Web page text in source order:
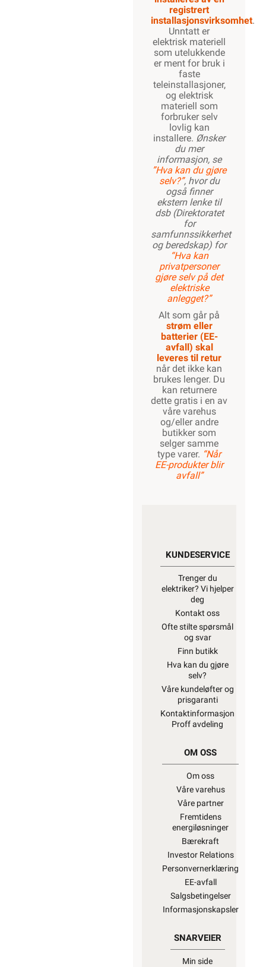
registrert
installasjonsvirksomhet.
Unntatt er
elektrisk materiell
som utelukkende
er ment for bruk i
faste
teleinstallasjoner,
og elektrisk
materiell som
forbruker selv
lovlig kan
installere. Ønsker
du mer
informasjon, se
”Hva kan du gjøre
selv?”, hvor du
også finner
ekstern lenke til
dsb (Direktoratet
for
samfunnssikkerhet
og beredskap) for
“Hva kan
privatpersoner
gjøre selv på det
elektriske
anlegget?”
Alt som går på
strøm eller
batterier (EE-
avfall) skal
leveres til retur
når det ikke kan
brukes lenger. Du
kan returnere
dette gratis i en av
våre varehus
og/eller andre
butikker som
selger samme
type varer. “Når
EE-produkter blir
avfall”
KUNDESERVICE
Trenger du
elektriker? Vi hjelper
deg
Kontakt oss
Ofte stilte spørsmål
og svar
Finn butikk
Hva kan du gjøre
selv?
Våre kundeløfter og
prisgaranti
Kontaktinformasjon
Proff avdeling
OM OSS
Om oss
Våre varehus
Våre partner
Fremtidens
energiløsninger
Bærekraft
Investor Relations
Personvernerklæring
EE-avfall
Salgsbetingelser
Informasjonskapsler
SNARVEIER
Min side